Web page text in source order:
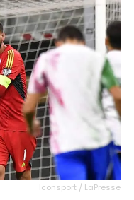
Iconsport / LaPresse